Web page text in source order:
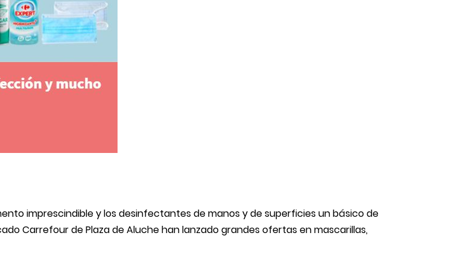
imprescindible y los desinfectantes de manos y de superficies un básico de
Carrefour de Plaza de Aluche han lanzado grandes ofertas en mascarillas,